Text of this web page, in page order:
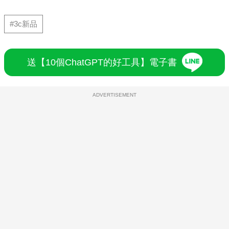
#3c新品
送【10個ChatGPT的好工具】電子書
ADVERTISEMENT